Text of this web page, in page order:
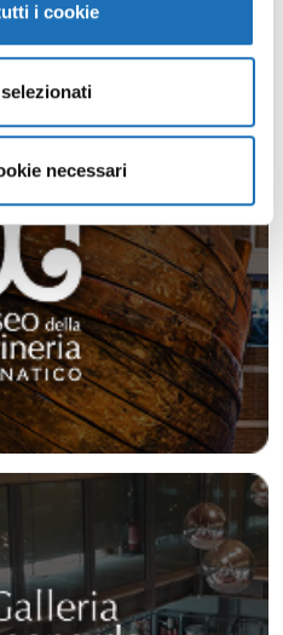
i cookie
necessari
dentro Cesenatico